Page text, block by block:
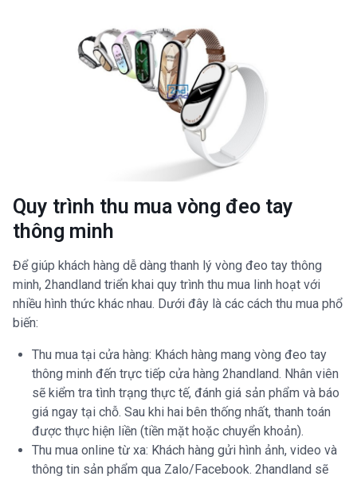
Quy trình thu mua vòng đeo tay
thông minh
Để giúp khách hàng dễ dàng thanh lý vòng đeo tay thông
minh, 2handland triển khai quy trình thu mua linh hoạt với
nhiều hình thức khác nhau. Dưới đây là các cách thu mua phổ
biến:
Thu mua tại cửa hàng: Khách hàng mang vòng đeo tay
thông minh đến trực tiếp cửa hàng 2handland. Nhân viên
sẽ kiểm tra tình trạng thực tế, đánh giá sản phẩm và báo
giá ngay tại chỗ. Sau khi hai bên thống nhất, thanh toán
được thực hiện liền (tiền mặt hoặc chuyển khoản).
Thu mua online từ xa: Khách hàng gửi hình ảnh, video và
thông tin sản phẩm qua Zalo/Facebook. 2handland sẽ